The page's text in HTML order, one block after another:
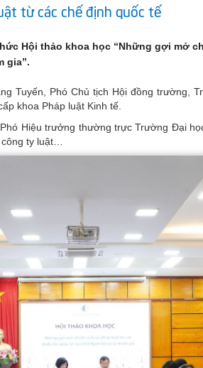
từ các chế định quốc tế
Hội thảo khoa học “Những gợi mở
gia”.
Tuyến, Phó Chủ tịch Hội đồng trường,
khoa Pháp luật Kinh tế.
Hiệu trưởng thường trực Trường Đại
ty luật…